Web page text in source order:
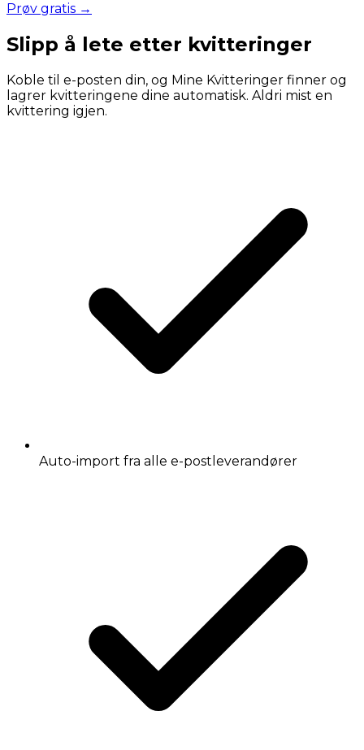
Prøv gratis →
Slipp å lete etter kvitteringer
Koble til e-posten din, og Mine Kvitteringer finner og
lagrer kvitteringene dine automatisk. Aldri mist en
kvittering igjen.
Auto-import fra alle e-postleverandører